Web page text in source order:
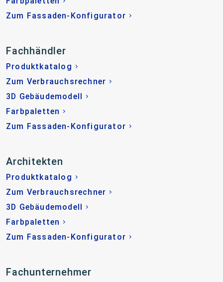
Zum Fassaden-Konfigurator
Fachhändler
Produktkatalog
Zum Verbrauchsrechner
3D Gebäudemodell
Farbpaletten
Zum Fassaden-Konfigurator
Architekten
Produktkatalog
Zum Verbrauchsrechner
3D Gebäudemodell
Farbpaletten
Zum Fassaden-Konfigurator
Fachunternehmer